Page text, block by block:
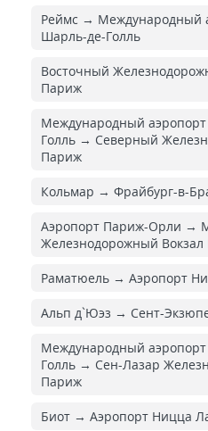
Реймс → Международный
Шарль-де-Голль
Восточный
Париж
Международный
Голль → Северный
Париж
Кольмар → Фрайбург-в-
Аэропорт Париж-Орли →
Железнодорожный
Раматюель → Аэропорт
Альп д`Юэз → Сент-
Международный
Голль → Сен-Лазар
Париж
Биот → Аэропорт Ницца